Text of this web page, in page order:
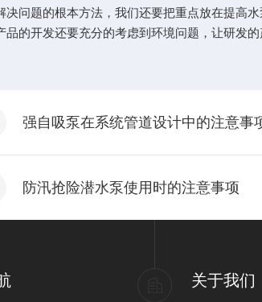
决问题的根本方法，我们还要把重点放在提高
开发还要充分的考虑到环境问题，让研发的
强自吸泵在系统管道设计中的注意事
防汛抢险潜水泵使用时的注意事项
关于我们